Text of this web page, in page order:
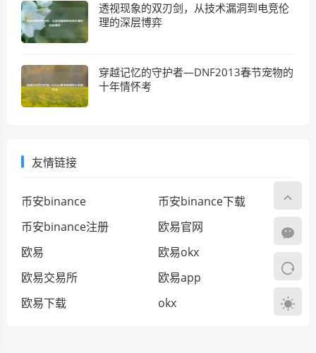
透视现象的双刃剑，从技术漏洞到电竞伦
理的深层博弈
穿越记忆的守护者—DNF2013春节宠物的
十年情怀考
友情链接
币安binance
币安binance下载
币安binance注册
欧易官网
欧易
欧易okx
欧易交易所
欧易app
欧易下载
okx